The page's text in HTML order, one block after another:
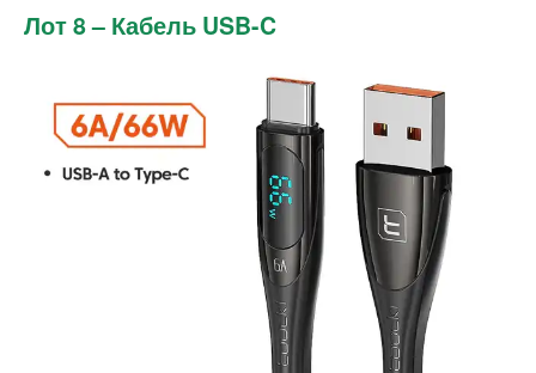
Лот 8 – Кабель USB-C